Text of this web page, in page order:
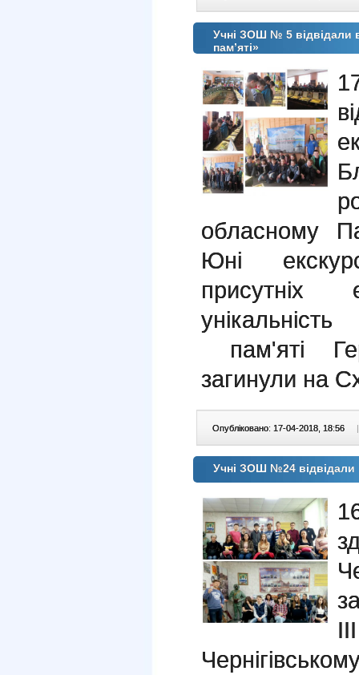
Учні ЗОШ № 5 відвідали
пам’яті»
обласному
Юні
присутніх
пам'яті
загинули на
Опубліковано: 17-04-2018, 18:56 |
Учні ЗОШ №24 відвідали